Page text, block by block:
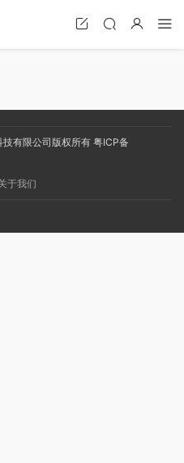
技有限公司版权所有 粤ICP备
于我们